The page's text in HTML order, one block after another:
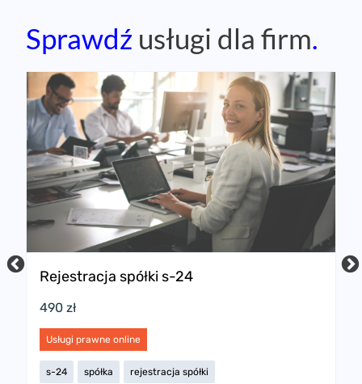
Sprawdź usługi dla firm.
Rejestracja spółki s-24
490 zł
Usługi prawne online
s-24 spółka rejestracja spółki